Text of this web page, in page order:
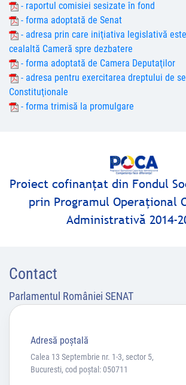
- raportul comisiei sesizate în fond
- forma adoptată de Senat
- adresa prin care iniţiativa legislativă
cealaltă Cameră spre dezbatere
- forma adoptată de Camera Deputaţilor
- adresa pentru exercitarea dreptului de
Constituţionale
- forma trimisă la promulgare
Proiect cofinanţat din Fondul
prin Programul Operaţional
Administrativă 2014-
Contact
Parlamentul României SENAT
Adresă poştală
Calea 13 Septembrie nr. 1-3, sector 5,
Bucuresti, cod poștal: 050711